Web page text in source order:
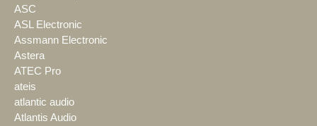
ASC
ASL Electronic
Assmann Electronic
Astera
ATEC Pro
ateis
atlantic audio
Atlantis Audio